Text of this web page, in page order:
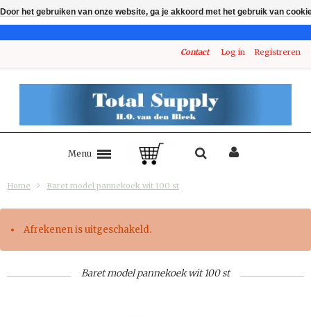
Contact Log in Registreren
Menu
Home Baret model pannekoek wit 100 st
Afrekenen is uitgeschakeld.
Baret model pannekoek wit 100 st
Door het gebruiken van onze website, ga je akkoord met het gebruik van